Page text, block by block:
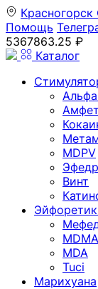
Красногорск
Помощь
5367863.25 ₽
Каталог
MDPV
Винт
MDMA
MDA
Tuci
Марихуана